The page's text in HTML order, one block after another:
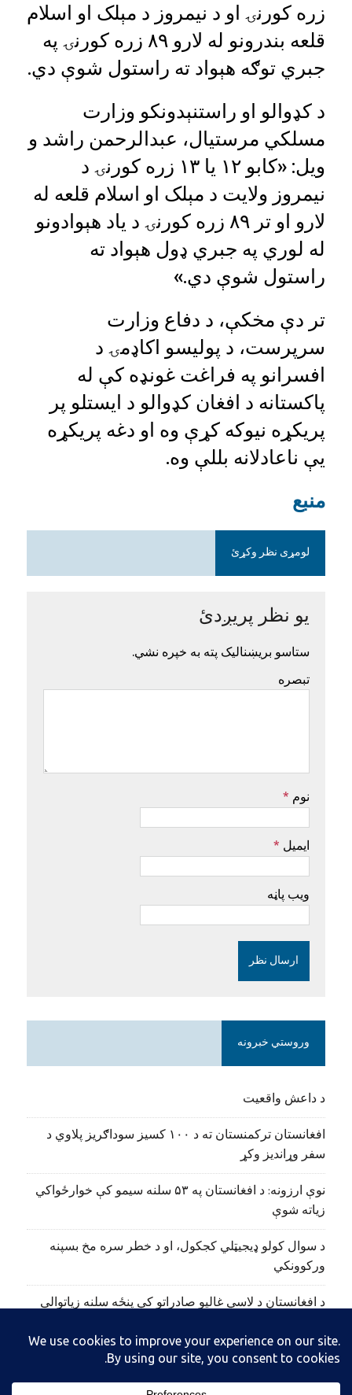
زره کورنۍ او د نیمروز د مېلک او اسلام
قلعه بندرونو له لارو ۸۹ زره کورنۍ په
جبري توګه هېواد ته راستول شوې دي.
د کډوالو او راستنېدونکو وزارت
مسلکي مرستیال، عبدالرحمن راشد و
ویل: «کابو ۱۲ یا ۱۳ زره کورنۍ د
نیمروز ولایت د مېلک او اسلام قلعه له
لارو او تر ۸۹ زره کورنۍ د یاد هېوادونو
له لوري په جبري ډول هېواد ته
راستول شوې دي.»
تر دې مخکې، د دفاع وزارت
سرپرست، د پولیسو اکاډمۍ د
افسرانو په فراغت غونډه کې له
پاکستانه د افغان کډوالو د ایستلو پر
پریکړه نیوکه کړې وه او دغه پریکړه
یې ناعادلانه بللې وه.
منبع
لومړی نظر وکړئ
یو نظر پریږدئ
ستاسو بریښنالیک پته به خپره نشي.
تبصره
نوم *
ایمیل *
ویب پاڼه
وروستي خبرونه
د داعش واقعیت
افغانستان ترکمنستان ته د ۱۰۰ کسیز سوداګریز پلاوي د
سفر وړاندیز وکړ
نوې ارزونه: د افغانستان په ۵۳ سلنه سیمو کې خوارځواکي
زیاته شوې
د سوال کولو ډیجیټلي کجکول، او د خطر سره مخ بسپنه
ورکوونکي
د افغانستان د لاسي غالیو صادراتو کې پنځه سلنه زیاتوالی